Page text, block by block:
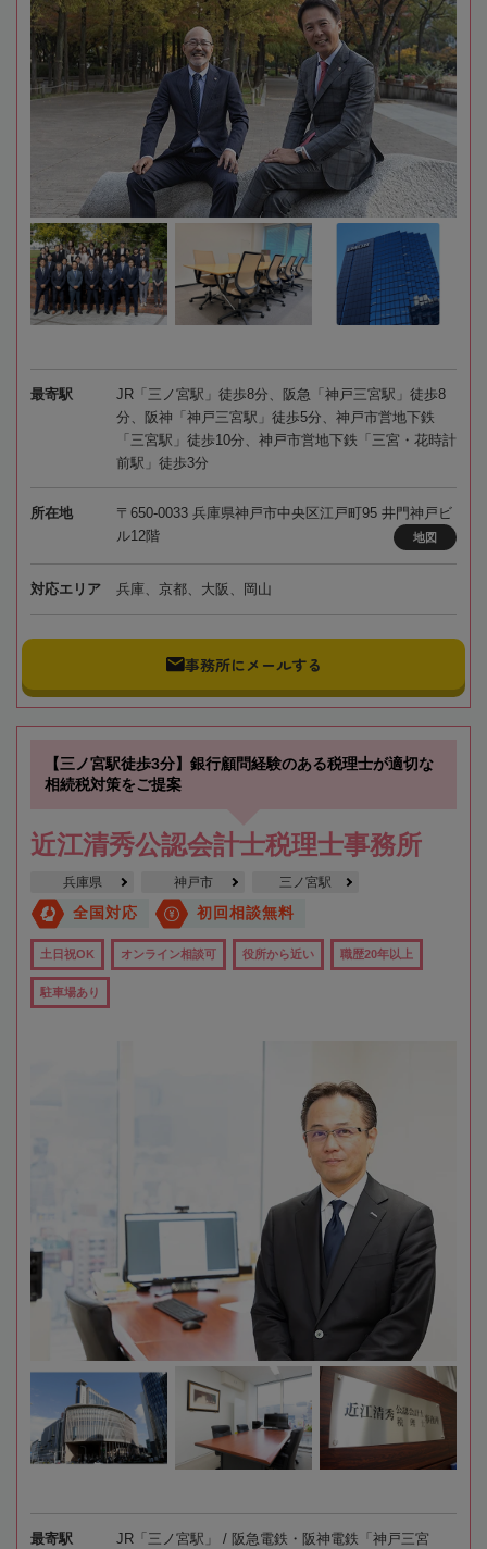
最寄駅
JR「三ノ宮駅」徒歩8分、阪急「神戸三宮駅」徒歩8
分、阪神「神戸三宮駅」徒歩5分、神戸市営地下鉄
「三宮駅」徒歩10分、神戸市営地下鉄「三宮・花時計
前駅」徒歩3分
所在地
〒650-0033 兵庫県神戸市中央区江戸町95 井門神戸ビ
ル12階
地図
対応エリア 兵庫、京都、大阪、岡山
事務所にメールする
【三ノ宮駅徒歩3分】銀行顧問経験のある税理士が適切な
相続税対策をご提案
近江清秀公認会計士税理士事務所
兵庫県 神戸市 三ノ宮駅
全国対応 初回相談無料
土日祝OK オンライン相談可 役所から近い 職歴20年以上
駐車場あり
最寄駅 JR「三ノ宮駅」 / 阪急電鉄・阪神電鉄「神戸三宮